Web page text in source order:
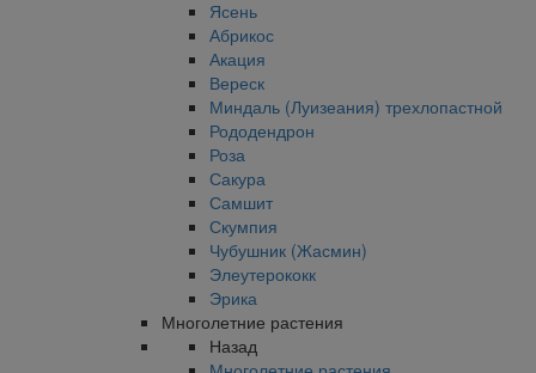
Ясень
Абрикос
Акация
Вереск
Миндаль (Луизеания) трехлопастной
Рододендрон
Роза
Сакура
Самшит
Скумпия
Чубушник (Жасмин)
Элеутерококк
Эрика
Многолетние растения
Назад